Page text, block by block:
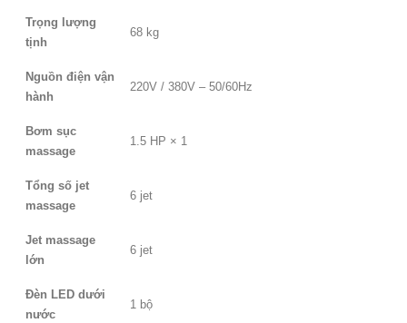
Trọng lượng
tịnh
68 kg
Nguồn điện vận
hành
220V / 380V – 50/60Hz
Bơm sục
massage
1.5 HP × 1
Tổng số jet
massage
6 jet
Jet massage
lớn
6 jet
Đèn LED dưới
nước
1 bộ